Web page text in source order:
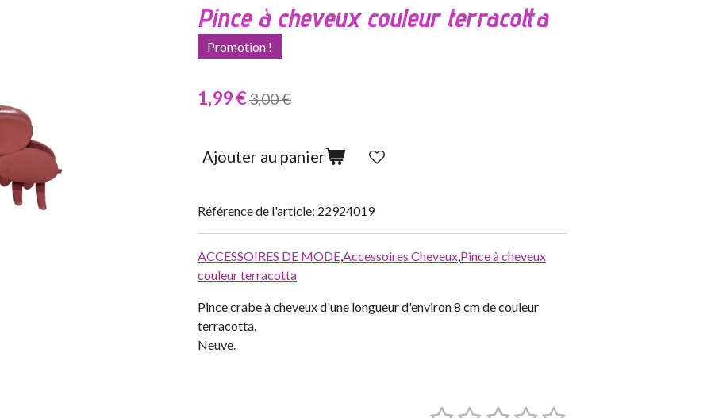
Pince à cheveux couleur terracotta
Promotion !
1,99 €3,00 €
Ajouter au panier
Référence de l'article: 22924019
ACCESSOIRES DE MODE Accessoires Cheveux Pince à cheveux
couleur terracotta
Pince crabe à cheveux d'une longueur d'environ 8 cm de couleur
terracotta.
Neuve.